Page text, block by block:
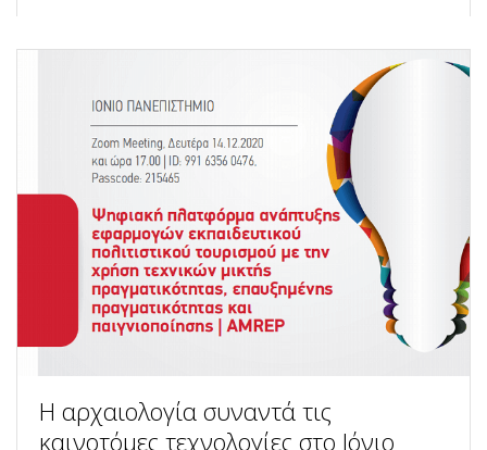
Η αρχαιολογία συναντά τις
καινοτόμες τεχνολογίες στο Ιόνιο